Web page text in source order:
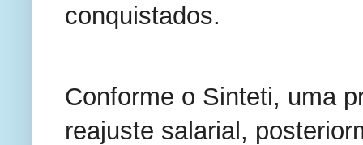
conquistados.
Conforme o Sinteti, uma
reajuste salarial,